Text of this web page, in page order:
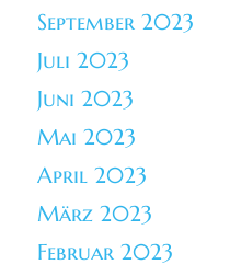
September 2023
Juli 2023
Juni 2023
Mai 2023
April 2023
März 2023
Februar 2023